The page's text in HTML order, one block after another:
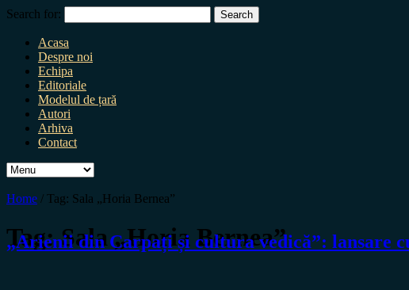
Search for:
Acasa
Despre noi
Echipa
Editoriale
Modelul de țară
Autori
Arhiva
Contact
Home / Tag: Sala „Horia Bernea”
Tag:Sala „Horia Bernea”
„Arienii din Carpați și cultura vedică”: lansare